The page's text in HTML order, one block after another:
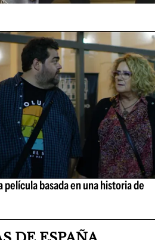
película basada en una historia de